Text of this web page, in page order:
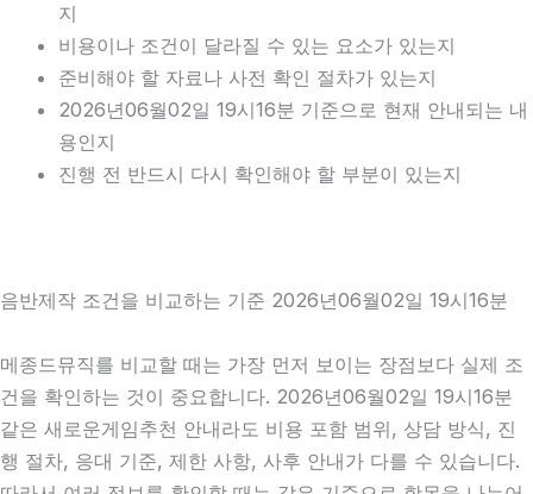
지
비용이나 조건이 달라질 수 있는 요소가 있는지
준비해야 할 자료나 사전 확인 절차가 있는지
2026년06월02일 19시16분 기준으로 현재 안내되는 내
용인지
진행 전 반드시 다시 확인해야 할 부분이 있는지
음반제작 조건을 비교하는 기준 2026년06월02일 19시16분
메종드뮤직를 비교할 때는 가장 먼저 보이는 장점보다 실제 조
건을 확인하는 것이 중요합니다. 2026년06월02일 19시16분
같은 새로운게임추천 안내라도 비용 포함 범위, 상담 방식, 진
행 절차, 응대 기준, 제한 사항, 사후 안내가 다를 수 있습니다.